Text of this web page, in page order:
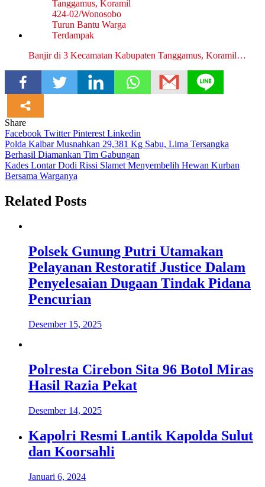
Banjir di 3 Kecamatan Kabupaten Tanggamus, Koramil…
Share
Facebook TwitterPinterest Linkedin
Navigasi
pos
Polda Kalbar Musnahkan 29,381 Kg Sabu, Lima Tersangka
Berhasil Diamankan Tim Gabungan
Kades Lontar Dodi Rissi Slamet Menyembelih Hewan Kurban
Bersama Warganya
Related Posts
Polsek Gunung Putri Utamakan
Pelayanan Restoratif Justice Dalam
Penyelesaian Dugaan Tindak Pidana
Pencurian
Desember 15, 2025
Polresta Cirebon Sita 96 Botol Miras
Hasil Razia Pekat
Desember 14, 2025
Kapolri Resmi Lantik Kapolda Sulut
dan Koorsahli
Januari 6, 2024